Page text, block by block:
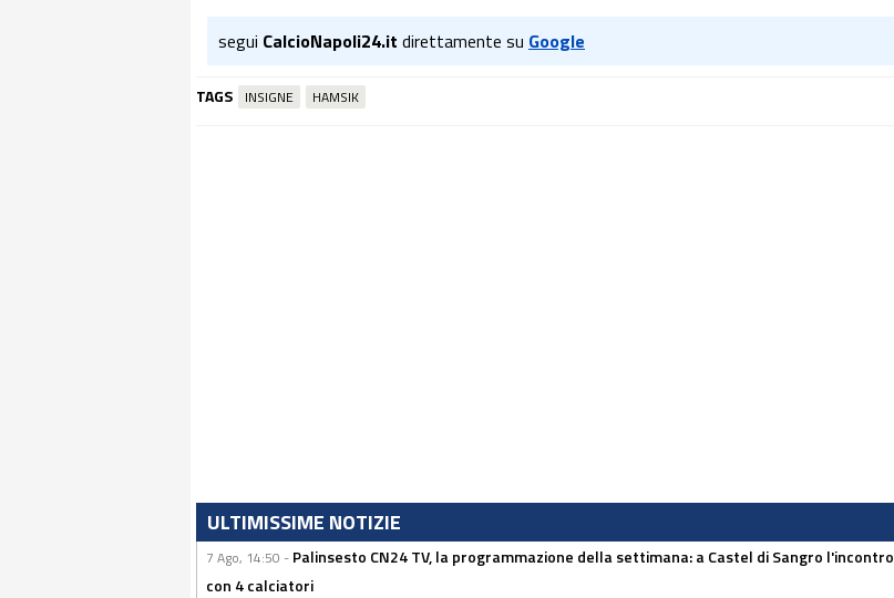
segui CalcioNapoli24.it direttamente su Google
TAGS INSIGNE HAMSIK
ULTIMISSIME NOTIZIE
7 Ago, 14:50 - Palinsesto CN24 TV, la programmazione della settimana: a Castel di Sangro l'incontro
con 4 calciatori